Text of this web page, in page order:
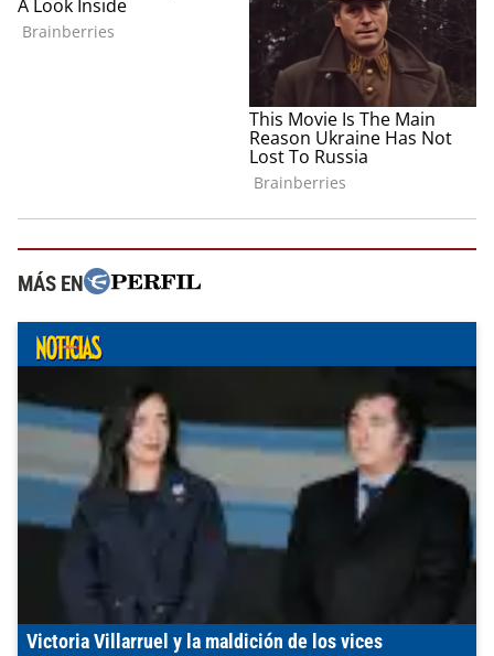
MÁS EN
Victoria Villarruel y la maldición de los vices